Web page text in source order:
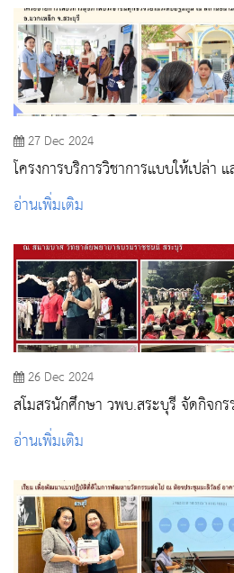
27 Dec 2024
โครงการบริการวิชาการแบบให้เปล่า
บริการวิชาการ
อ่านเพิ่มเติม
26 Dec 2024
สโมสรนักศึกษา วพบ.สระบุรี จัดกิจก
อังกฤษและการเป็นผู้ประกอบการผ่าน
อ่านเพิ่มเติม